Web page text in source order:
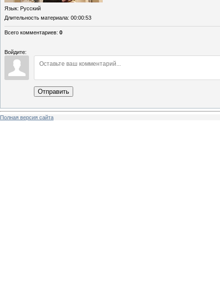
Язык: Русский
Длительность материала: 00:00:53
Всего комментариев: 0
Войдите:
Отправить
Полная версия сайта